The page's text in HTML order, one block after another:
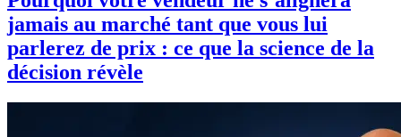
jamais au marché tant que vous lui
parlerez de prix : ce que la science de la
décision révèle